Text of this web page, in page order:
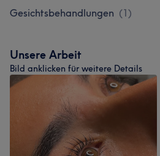
Gesichtsbehandlungen (1)
Unsere Arbeit
Bild anklicken für weitere Details